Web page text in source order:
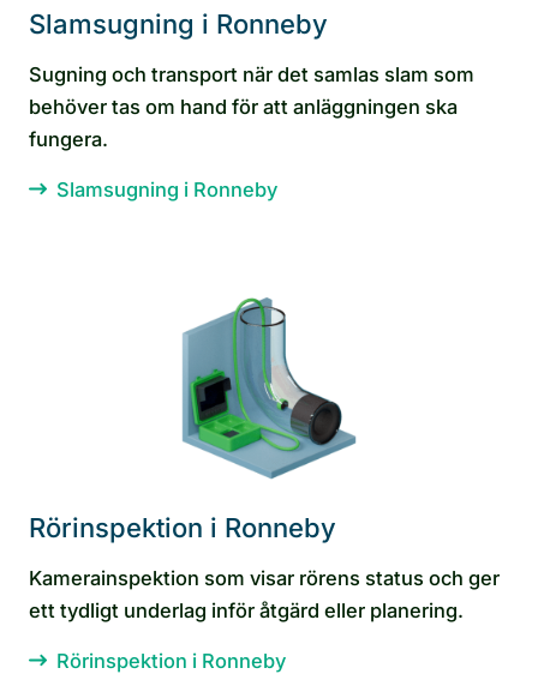
Slamsugning i Ronneby
Sugning och transport när det samlas slam som
behöver tas om hand för att anläggningen ska
fungera.
Slamsugning i Ronneby
Rörinspektion i Ronneby
Kamerainspektion som visar rörens status och ger
ett tydligt underlag inför åtgärd eller planering.
Rörinspektion i Ronneby